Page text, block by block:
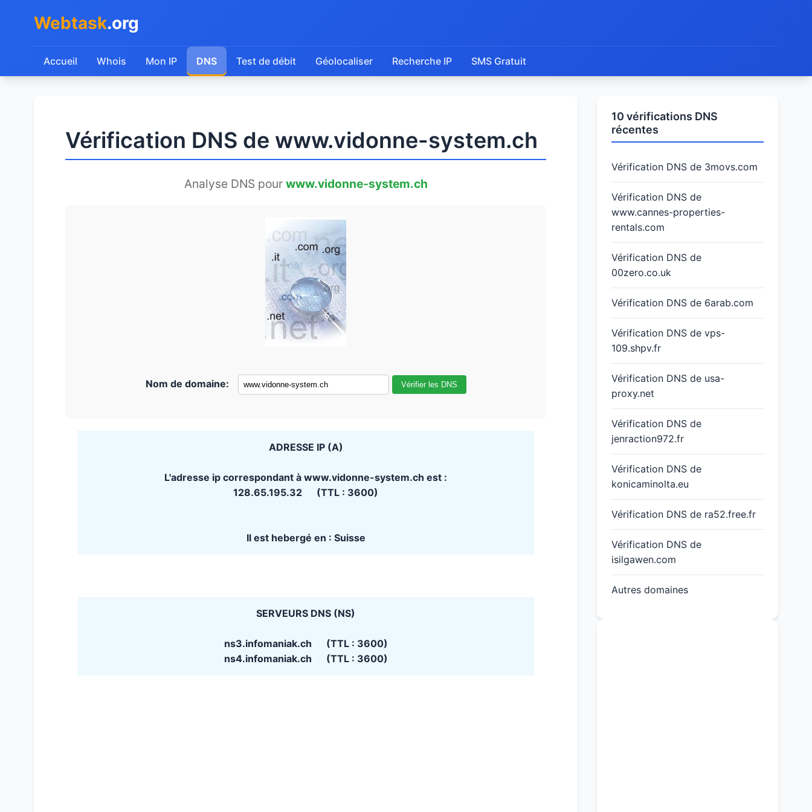
Webtask.org
Accueil Whois Mon IP DNS Test de débit Géolocaliser Recherche IP SMS Gratuit
Vérification DNS de www.vidonne-system.ch
Analyse DNS pour www.vidonne-system.ch
Nom de domaine: Vérifier les DNS
ADRESSE IP (A)
L'adresse ip correspondant à www.vidonne-system.ch est :
128.65.195.32 (TTL : 3600)
Il est hebergé en : Suisse
SERVEURS DNS (NS)
ns3.infomaniak.ch (TTL : 3600)
ns4.infomaniak.ch (TTL : 3600)
10 vérifications DNS
récentes
Vérification DNS de 3movs.com
Vérification DNS de
www.cannes-properties-
rentals.com
Vérification DNS de
00zero.co.uk
Vérification DNS de 6arab.com
Vérification DNS de vps-
109.shpv.fr
Vérification DNS de usa-
proxy.net
Vérification DNS de
jenraction972.fr
Vérification DNS de
konicaminolta.eu
Vérification DNS de ra52.free.fr
Vérification DNS de
isilgawen.com
Autres domaines